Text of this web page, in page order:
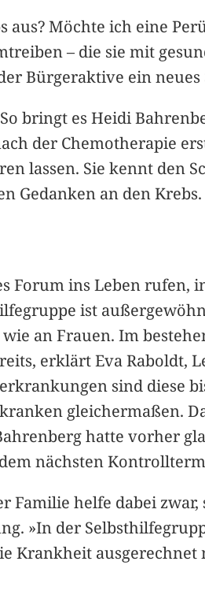
Möchte ich eine
– die sie mit
Bürgeraktive ein
bringt es Heidi
der Chemotherapie
lassen. Sie kennt den
Gedanken an den
Forum ins Leben rufen,
ist
an Frauen. Im
erklärt Eva
sind diese
gleichermaßen.
hatte vorher
nächsten
helfe dabei zwar,
»In der
Krankheit